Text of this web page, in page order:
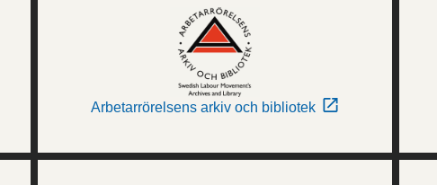
Arbetarrörelsens arkiv och bibliotek